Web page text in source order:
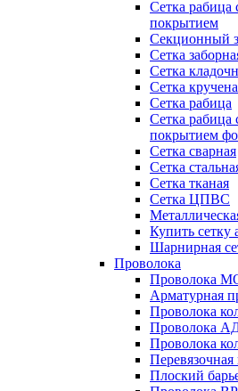
Сетка
покрытием
Секционный
Сетка
Сетка
Сетка
Сетка рабица
Сетка
покрытием
Сетка сварная
Сетка
Сетка тканая
Сетка ЦПВС
Купить сетку
Шарнирная
Проволока
Проволока
Арматурная
Проволока
Проволока
Проволока
Перевязочная
Плоский